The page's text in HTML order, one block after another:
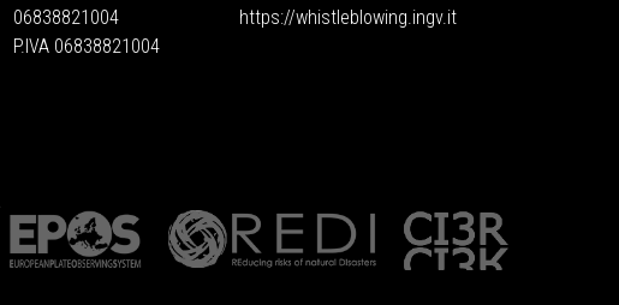
06838821004
P.IVA 06838821004
https://whistleblowing.ingv.it